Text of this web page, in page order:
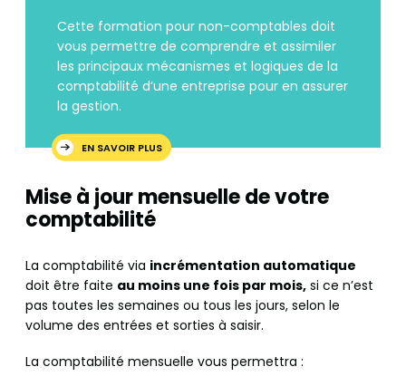
Cette formation pour non-comptables doit
vous permettre de comprendre et assimiler
les principaux mécanismes et logiques de la
comptabilité d’une entreprise pour en assurer
la gestion.
EN SAVOIR PLUS
Mise à jour mensuelle de votre
comptabilité
La comptabilité via incrémentation automatique
doit être faite au moins une fois par mois, si ce n’est
pas toutes les semaines ou tous les jours, selon le
volume des entrées et sorties à saisir.
La comptabilité mensuelle vous permettra :